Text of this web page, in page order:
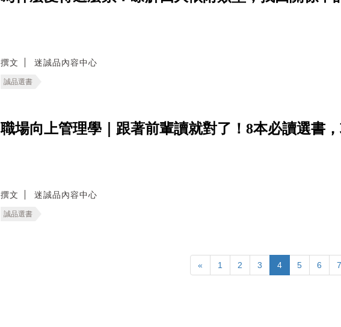
撰文 迷誠品內容中心
誠品選書
職場向上管理學｜跟著前輩讀就對了！8本必讀選書
撰文 迷誠品內容中心
誠品選書
« 1 2 3 4 5 6 7